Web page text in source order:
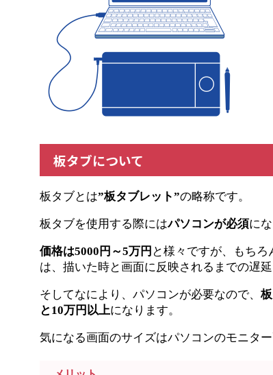
板タブについて
板タブとは”板タブレット”の略称です。
板タブを使用する際にはパソコンが必須に
価格は5000円～5万円 と様々ですが、もち
は、描いた時と画面に反映されるまでの遅
そしてなにより、パソコンが必要なので、
と10万円以上になります。
気になる画面のサイズはパソコンのモニタ